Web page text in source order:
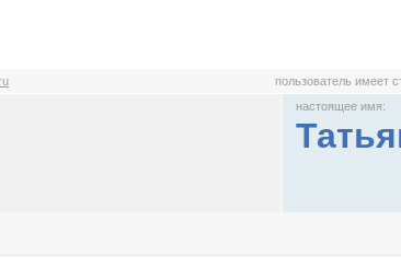
пользователь имеет
настоящее имя: